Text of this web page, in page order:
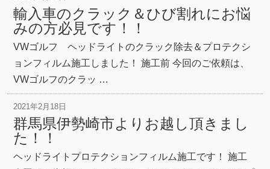
輸入車のクラック＆ひび割れにお悩
みの方必見です！！
VWゴルフ ヘッドライトのクラック除去＆プロテクシ
ョンフィルム施工しました！ 施工前 今回のご依頼は、
VWゴルフのクラッ …
2021年2月18日
群馬県伊勢崎市よりお越し頂きまし
た！！
ヘッドライトプロテクションフィルム施工です！ 施工